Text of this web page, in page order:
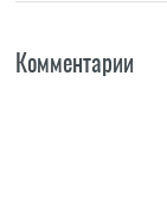
Комментарии